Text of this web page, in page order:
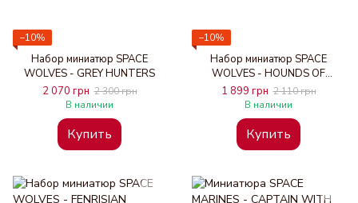
−10%
Набор миниатюр SPACE
WOLVES - GREY HUNTERS
2 070 грн 2 300 грн
В наличии
Купить
−10%
Набор миниатюр SPACE
WOLVES - HOUNDS OF
MORKAI
1 899 грн 2 110 грн
В наличии
Купить